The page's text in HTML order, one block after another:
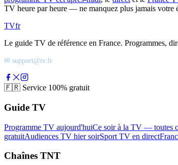
TV heure par heure — ne manquez plus jamais votre
TVfr
Le guide TV de référence en France. Programmes,
✉ support@tv.fr
🇫🇷 Service 100% gratuit
Guide TV
Programme TV aujourd'huiCe soir à la TV — toutes
gratuitAudiences TV hier soirSport TV en direct
Chaînes TNT